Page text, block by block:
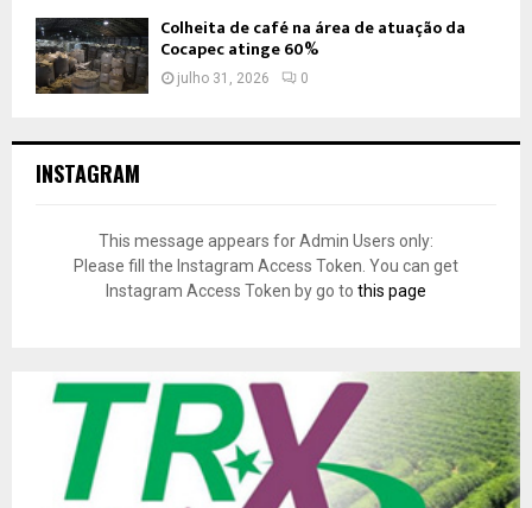
Colheita de café na área de atuação da
Cocapec atinge 60%
julho 31, 2026 0
INSTAGRAM
This message appears for Admin Users only:
Please fill the Instagram Access Token. You can get
Instagram Access Token by go to this page